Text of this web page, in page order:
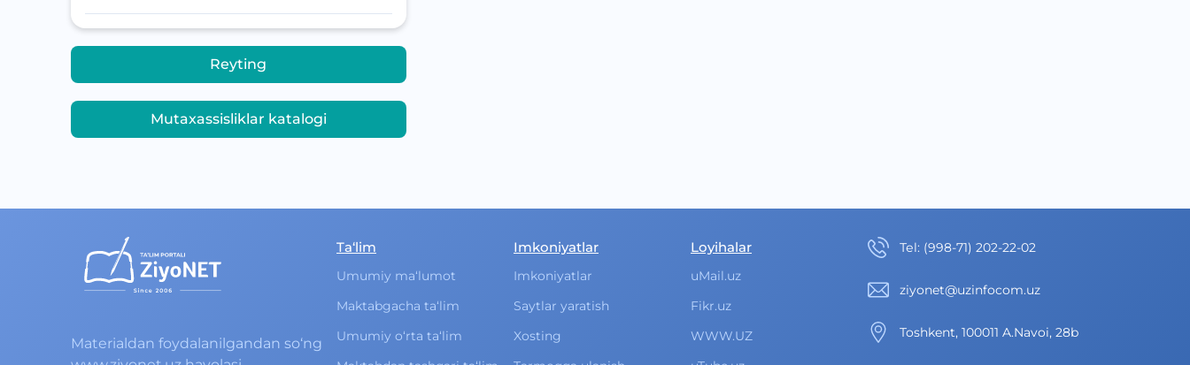
Reyting
Mutaxassisliklar katalogi
Materialdan foydalanilgandan so‘ng
Ta‘lim
Umumiy ma‘lumot
Maktabgacha ta‘lim
Umumiy o‘rta ta‘lim
Imkoniyatlar
Imkoniyatlar
Saytlar yaratish
Xosting
Loyihalar
uMail.uz
Fikr.uz
WWW.UZ
Теl: (998-71) 202-22-02
ziyonet@uzinfocom.uz
Toshkent, 100011 A.Navoi, 28b